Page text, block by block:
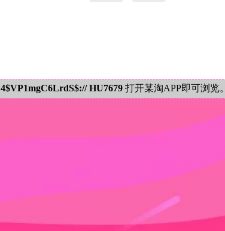
4$VP1mgC6LrdS$:// HU7679 打开某淘APP即可浏览。